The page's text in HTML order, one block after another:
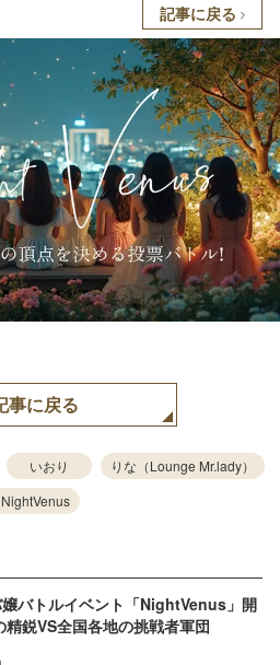
記事に戻る
事に戻る
いおり
りな（Lounge Mr.lady）
NightVenus
バトルイベント「NightVenus」開
精鋭VS全国各地の挑戦者軍団